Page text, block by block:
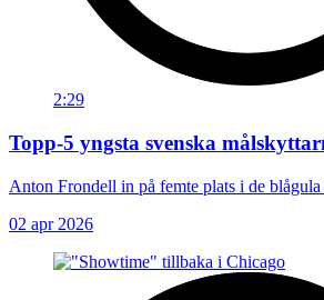
2:29
Topp-5 yngsta svenska
Anton Frondell in på femte plats i de
02 apr 2026